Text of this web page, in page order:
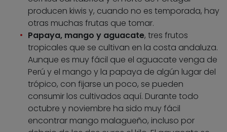
producen kiwis y, cuando no es temporada, hay
otras muchas frutas que tomar.
Papaya, mango y aguacate, tres frutos
tropicales que se cultivan en la costa andaluza.
Aunque es muy fácil que el aguacate venga de
Perú y el mango y la papaya de algún lugar del
trópico, con fijarse un poco, se pueden
consumir los cultivados aquí. Durante todo
octubre y noviembre ha sido muy fácil
encontrar mango malagueño, incluso por